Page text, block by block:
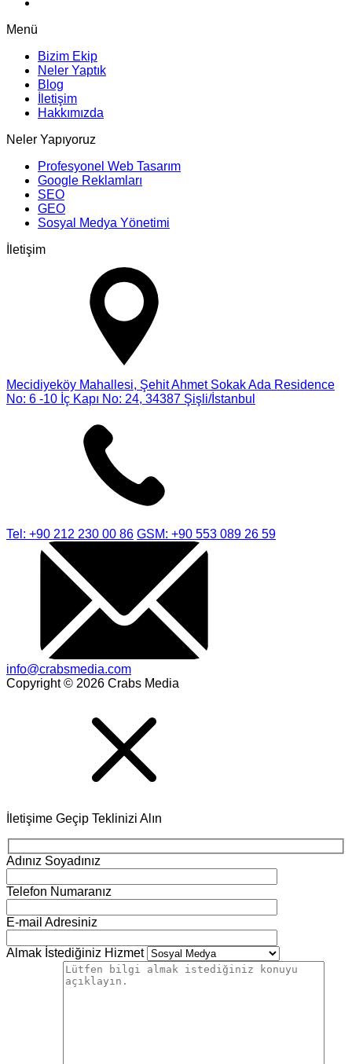
Menü
Bizim Ekip
Neler Yaptık
Blog
İletişim
Hakkımızda
Neler Yapıyoruz
Profesyonel Web Tasarım
Google Reklamları
SEO
GEO
Sosyal Medya Yönetimi
İletişim
Mecidiyeköy Mahallesi, Şehit Ahmet Sokak Ada Residence
No: 6 -10 İç Kapı No: 24, 34387 Şişli/İstanbul
Tel: +90 212 230 00 86 GSM: +90 553 089 26 59
info@crabsmedia.com
Copyright © 2026 Crabs Media
İletişime Geçip Teklinizi Alın
Adınız Soyadınız
Telefon Numaranız
E-mail Adresiniz
Almak İstediğiniz Hizmet